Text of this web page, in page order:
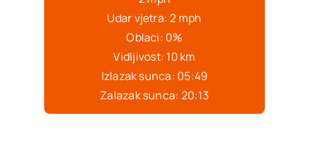
Udar vjetra: 2 mph
Oblaci: 0%
Vidljivost: 10 km
Izlazak sunca: 05:49
Zalazak sunca: 20:13